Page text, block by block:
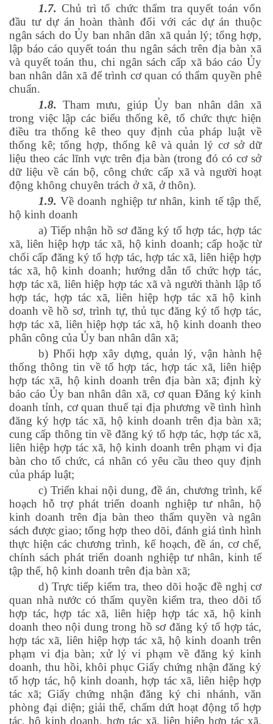
1.7. Chủ trì tổ chức thẩm tra quyết toán vốn
đầu tư dự án hoàn thành đối với các dự án thuộc
ngân sách do Ủy ban nhân dân xã quản lý; tổng hợp,
lập báo cáo quyết toán thu ngân sách trên địa bàn xã
và quyết toán thu, chi ngân sách cấp xã báo cáo Ủy
ban nhân dân xã để trình cơ quan có thẩm quyền phê
chuẩn.
1.8. Tham mưu, giúp Ủy ban nhân dân xã
trong việc lập các biểu thống kê, tổ chức thực hiện
điều tra thống kê theo quy định của pháp luật về
thống kê; tổng hợp, thống kê và quản lý cơ sở dữ
liệu theo các lĩnh vực trên địa bàn (trong đó có cơ sở
dữ liệu về cán bộ, công chức cấp xã và người hoạt
động không chuyên trách ở xã, ở thôn).
1.9. Về doanh nghiệp tư nhân, kinh tế tập thể,
hộ kinh doanh
a) Tiếp nhận hồ sơ đăng ký tổ hợp tác, hợp tác
xã, liên hiệp hợp tác xã, hộ kinh doanh; cấp hoặc từ
chối cấp đăng ký tổ hợp tác, hợp tác xã, liên hiệp hợp
tác xã, hộ kinh doanh; hướng dẫn tổ chức hợp tác,
hợp tác xã, liên hiệp hợp tác xã và người thành lập tổ
hợp tác, hợp tác xã, liên hiệp hợp tác xã hộ kinh
doanh về hồ sơ, trình tự, thủ tục đăng ký tổ hợp tác,
hợp tác xã, liên hiệp hợp tác xã, hộ kinh doanh theo
phân công của Ủy ban nhân dân xã;
b) Phối hợp xây dựng, quản lý, vận hành hệ
thống thông tin về tổ hợp tác, hợp tác xã, liên hiệp
hợp tác xã, hộ kinh doanh trên địa bàn xã; định kỳ
báo cáo Ủy ban nhân dân xã, cơ quan Đăng ký kinh
doanh tỉnh, cơ quan thuế tại địa phương về tình hình
đăng ký hợp tác xã, hộ kinh doanh trên địa bàn xã;
cung cấp thông tin về đăng ký tổ hợp tác, hợp tác xã,
liên hiệp hợp tác xã, hộ kinh doanh trên phạm vi địa
bàn cho tổ chức, cá nhân có yêu cầu theo quy định
của pháp luật;
c) Triển khai nội dung, đề án, chương trình, kế
hoạch hỗ trợ phát triển doanh nghiệp tư nhân, hộ
kinh doanh trên địa bàn theo thẩm quyền và ngân
sách được giao; tổng hợp theo dõi, đánh giá tình hình
thực hiện các chương trình, kế hoạch, đề án, cơ chế,
chính sách phát triển doanh nghiệp tư nhân, kinh tế
tập thể, hộ kinh doanh trên địa bàn xã;
d) Trực tiếp kiểm tra, theo dõi hoặc đề nghị cơ
quan nhà nước có thẩm quyền kiểm tra, theo dõi tổ
hợp tác, hợp tác xã, liên hiệp hợp tác xã, hộ kinh
doanh theo nội dung trong hồ sơ đăng ký tổ hợp tác,
hợp tác xã, liên hiệp hợp tác xã, hộ kinh doanh trên
phạm vi địa bàn; xử lý vi phạm về đăng ký kinh
doanh, thu hồi, khôi phục Giấy chứng nhận đăng ký
tổ hợp tác, hộ kinh doanh, hợp tác xã, liên hiệp hợp
tác xã; Giấy chứng nhận đăng ký chi nhánh, văn
phòng đại diện; giải thể, chấm dứt hoạt động tổ hợp
tác, hộ kinh doanh, hợp tác xã, liên hiệp hợp tác xã,